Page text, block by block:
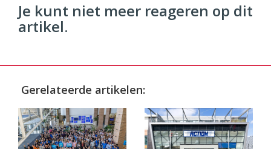
Je kunt niet meer reageren op dit
artikel.
Gerelateerde artikelen: